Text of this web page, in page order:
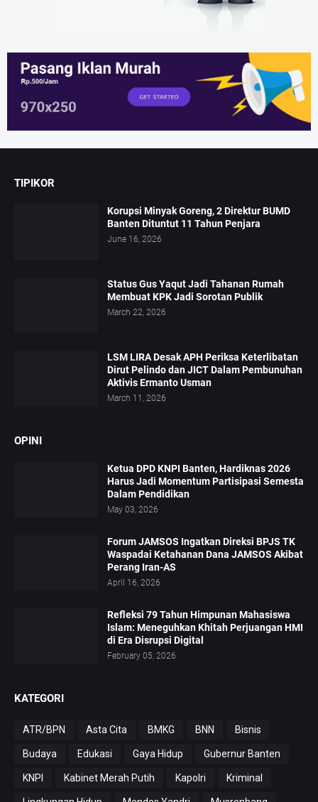
TIPIKOR
Korupsi Minyak Goreng, 2 Direktur BUMD
Banten Dituntut 11 Tahun Penjara
June 16, 2026
Status Gus Yaqut Jadi Tahanan Rumah
Membuat KPK Jadi Sorotan Publik
March 22, 2026
LSM LIRA Desak APH Periksa Keterlibatan
Dirut Pelindo dan JICT Dalam Pembunuhan
Aktivis Ermanto Usman
March 11, 2026
OPINI
Ketua DPD KNPI Banten, Hardiknas 2026
Harus Jadi Momentum Partisipasi Semesta
Dalam Pendidikan
May 03, 2026
Forum JAMSOS Ingatkan Direksi BPJS TK
Waspadai Ketahanan Dana JAMSOS Akibat
Perang Iran-AS
April 16, 2026
Refleksi 79 Tahun Himpunan Mahasiswa
Islam: Meneguhkan Khitah Perjuangan HMI
di Era Disrupsi Digital
February 05, 2026
KATEGORI
ATR/BPN Asta Cita BMKG BNN Bisnis
Budaya Edukasi Gaya Hidup Gubernur Banten
KNPI Kabinet Merah Putih Kapolri Kriminal